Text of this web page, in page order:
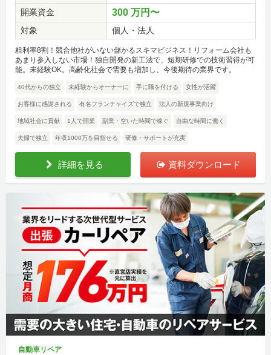
開業資金
300 万円〜
対象 個人・法人
粗利率8割！競合他社がいない儲かるスキマビジネス！リフォーム会社も
あまり参入しない市場！独自開発の新工法で、短期研修での技術習得が可
能。未経験OK。高齢化社会で需要も増加し、今後期待の業界です。
40代からの独立 未経験からオーナーに 手に職を付ける 女性が活躍
お客様に感謝される 有名フランチャイズで独立 法人の新規事業向け
地域社会に貢献 1人で開業 副業・空いた時間で稼ぐ 自由な時間に働く
夫婦で独立 年収1000万を目指せる 研修・サポートが充実
詳細を見る 資料ダウンロード
自動車リペア